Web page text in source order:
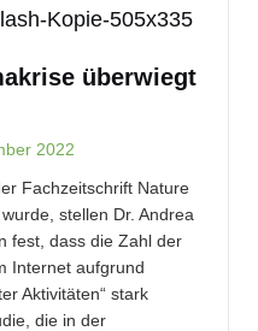
überwiegt
2022
Fachzeitschrift Nature
stellen Dr. Andrea
fest, dass die Zahl der
Internet aufgrund
Aktivitäten“ stark
die in der